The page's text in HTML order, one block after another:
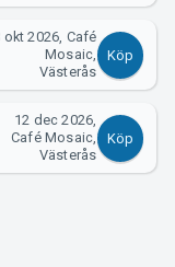
okt 2026, Café
Mosaic,
Västerås
Köp
12 dec 2026,
Café Mosaic,
Västerås
Köp